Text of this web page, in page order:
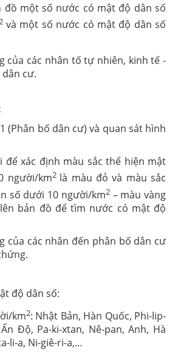
đồ một số nước có mật độ dân số
và một số nước có mật độ dân số
của các nhân tố tự nhiên, kinh tế -
cư.
(Phân bố dân cư) và quan sát hình
để xác định màu sắc thể hiện mật
người/km2 là màu đỏ và màu sắc
số dưới 10 người/km2– màu vàng
bản đồ để tìm nước có mật độ
của các nhân đến phân bố dân cư
độ dân số:
km2: Nhật Bản, Hàn Quốc, Phi-lip-
Độ, Pa-ki-xtan, Nê-pan, Anh, Hà
li-a, Ni-giê-ri-a,…